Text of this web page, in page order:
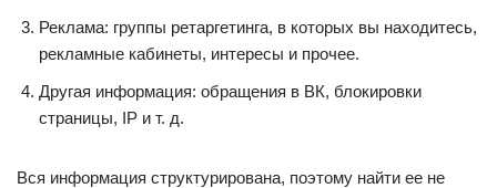
Реклама: группы ретаргетинга, в которых вы находитесь,
рекламные кабинеты, интересы и прочее.
Другая информация: обращения в ВК, блокировки
страницы, IP и т. д.
Вся информация структурирована, поэтому найти ее не